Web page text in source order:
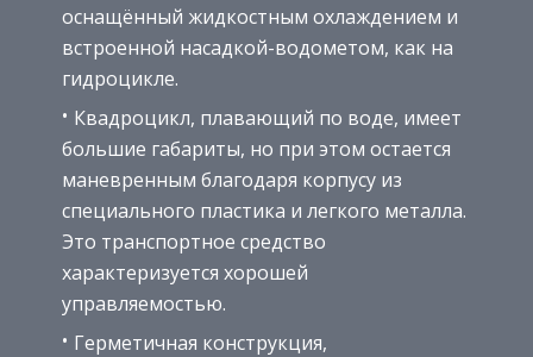
оснащённый жидкостным охлаждением и
встроенной насадкой-водометом, как на
гидроцикле.
Квадроцикл, плавающий по воде, имеет
большие габариты, но при этом остается
маневренным благодаря корпусу из
специального пластика и легкого металла.
Это транспортное средство
характеризуется хорошей
управляемостью.
Герметичная конструкция,